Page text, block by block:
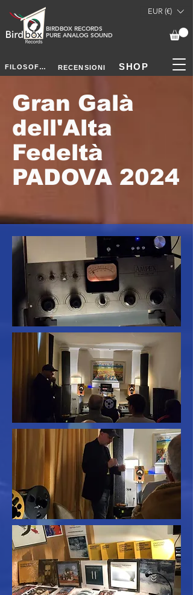
BIRDBOX RECORDS
PURE ANALOG SOUND
EUR (€)
FILOSOFIA RECENSIONI SHOP
Gran Galà
dell'Alta
Fedeltà
PADOVA 2024